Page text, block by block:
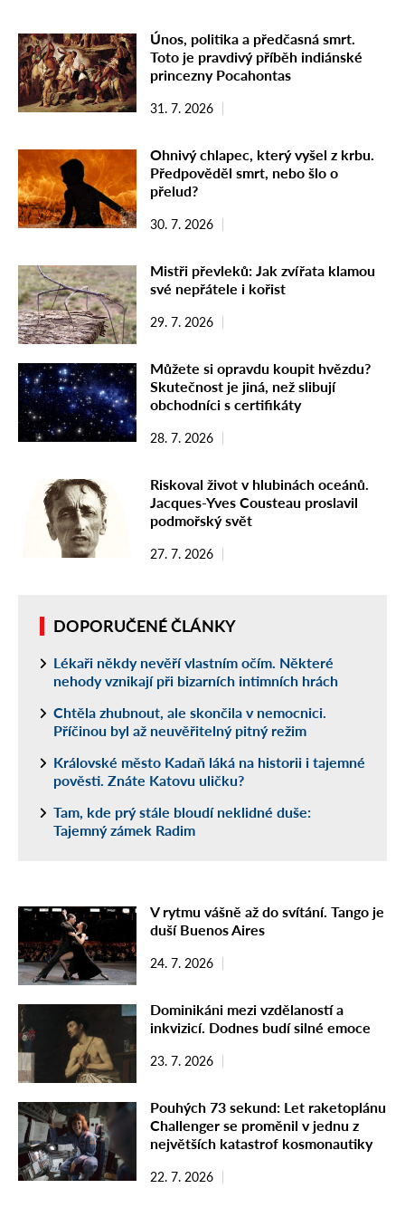
Únos, politika a předčasná smrt.
Toto je pravdivý příběh indiánské
princezny Pocahontas
31. 7. 2026
Ohnivý chlapec, který vyšel z krbu.
Předpověděl smrt, nebo šlo o
přelud?
30. 7. 2026
Mistři převleků: Jak zvířata klamou
své nepřátele i kořist
29. 7. 2026
Můžete si opravdu koupit hvězdu?
Skutečnost je jiná, než slibují
obchodníci s certifikáty
28. 7. 2026
Riskoval život v hlubinách oceánů.
Jacques-Yves Cousteau proslavil
podmořský svět
27. 7. 2026
DOPORUČENÉ ČLÁNKY
Lékaři někdy nevěří vlastním očím. Některé
nehody vznikají při bizarních intimních hrách
Chtěla zhubnout, ale skončila v nemocnici.
Příčinou byl až neuvěřitelný pitný režim
Královské město Kadaň láká na historii i tajemné
pověsti. Znáte Katovu uličku?
Tam, kde prý stále bloudí neklidné duše:
Tajemný zámek Radim
V rytmu vášně až do svítání. Tango je
duší Buenos Aires
24. 7. 2026
Dominikáni mezi vzdělaností a
inkvizicí. Dodnes budí silné emoce
23. 7. 2026
Pouhých 73 sekund: Let raketoplánu
Challenger se proměnil v jednu z
největších katastrof kosmonautiky
22. 7. 2026